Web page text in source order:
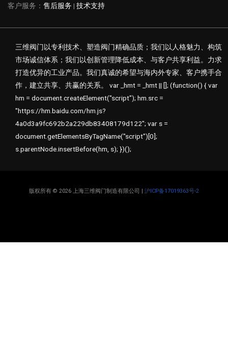
客户服务： 售后服务 | 技术支持
三维阀门以专利技术、塑造阀门精确品质；我们以人格魅力、构筑
市场诚信体系；我们以创新管理降低成本、与客户共享利益。力求
打造优异的工业产品。我们真诚的希望与海内外专家、客户携手合
作，建立共享、共赢的关系。 var _hmt = _hmt || []; (function() { var
hm = document.createElement("script"); hm.src =
"https://hm.baidu.com/hm.js?
4a0d3a9fc692b2a229db83408179d122"; var s =
document.getElementsByTagName("script")[0];
s.parentNode.insertBefore(hm, s); })();
版权所有 © 2026 上海三维阀门制造有限公司 | 沪ICP备17019363号-2